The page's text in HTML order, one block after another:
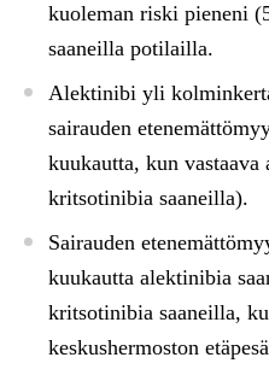
kuoleman riski pieneni
saaneilla potilailla.
Alektinibi yli
sairauden
kuukautta, kun
kritsotinibia saaneilla).
Sairauden
kuukautta alektinibia
kritsotinibia saaneilla,
keskushermoston